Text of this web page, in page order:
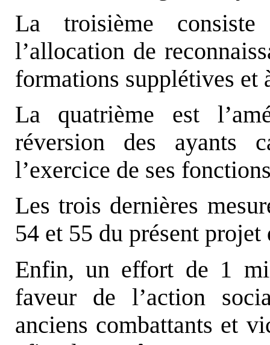
La troisième
l’allocation de
formations supplétives et
La quatrième est
réversion des ayants
l’exercice de ses
Les trois dernières
54 et 55 du présent
Enfin, un effort de 1
faveur de l’action
anciens combattants et